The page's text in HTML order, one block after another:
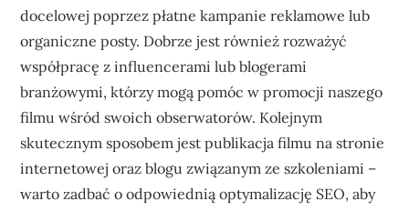
docelowej poprzez płatne kampanie reklamowe lub
organiczne posty. Dobrze jest również rozważyć
współpracę z influencerami lub blogerami
branżowymi, którzy mogą pomóc w promocji naszego
filmu wśród swoich obserwatorów. Kolejnym
skutecznym sposobem jest publikacja filmu na stronie
internetowej oraz blogu związanym ze szkoleniami –
warto zadbać o odpowiednią optymalizację SEO, aby